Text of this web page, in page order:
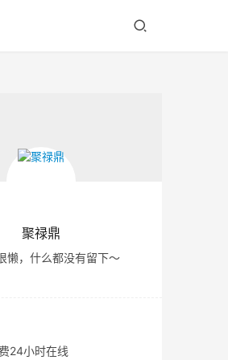
聚禄鼎
懒，什么都没有留下～
24小时在线